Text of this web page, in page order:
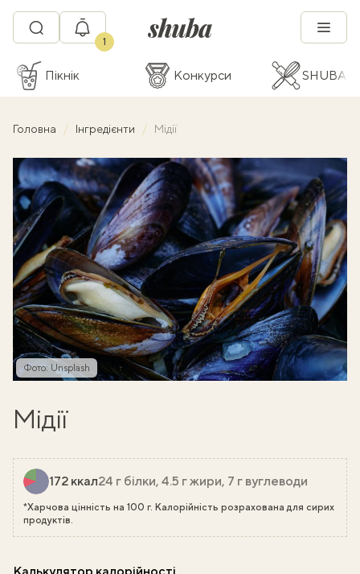
1
Пікнік Конкурси SHUBA
Головна Інгредієнти Мідії
Фото: Unsplash
Мідії
172 ккал24 г білки, 4.5 г жири, 7 г вуглеводи
*Харчова цінність на 100 г. Калорійність розрахована для сирих
продуктів.